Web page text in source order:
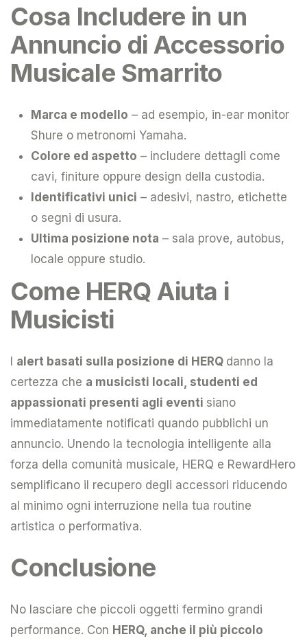
Cosa Includere in un
Annuncio di Accessorio
Musicale Smarrito
Marca e modello – ad esempio, in-ear monitor
Shure o metronomi Yamaha.
Colore ed aspetto – includere dettagli come
cavi, finiture oppure design della custodia.
Identificativi unici – adesivi, nastro, etichette
o segni di usura.
Ultima posizione nota – sala prove, autobus,
locale oppure studio.
Come HERQ Aiuta i
Musicisti
I alert basati sulla posizione di HERQ danno la
certezza che a musicisti locali, studenti ed
appassionati presenti agli eventi siano
immediatamente notificati quando pubblichi un
annuncio. Unendo la tecnologia intelligente alla
forza della comunità musicale, HERQ e RewardHero
semplificano il recupero degli accessori riducendo
al minimo ogni interruzione nella tua routine
artistica o performativa.
Conclusione
No lasciare che piccoli oggetti fermino grandi
performance. Con HERQ, anche il più piccolo